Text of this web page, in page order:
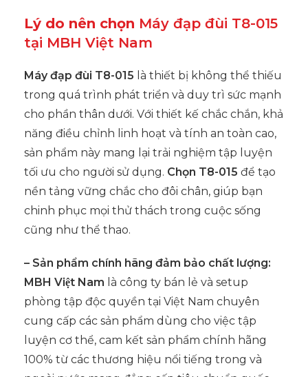
Lý do nên chọn Máy đạp đùi T8-015
tại MBH Việt Nam
Máy đạp đùi T8-015 là thiết bị không thể thiếu
trong quá trình phát triển và duy trì sức mạnh
cho phần thân dưới. Với thiết kế chắc chắn, khả
năng điều chỉnh linh hoạt và tính an toàn cao,
sản phẩm này mang lại trải nghiệm tập luyện
tối ưu cho người sử dụng. Chọn T8-015 để tạo
nền tảng vững chắc cho đôi chân, giúp bạn
chinh phục mọi thử thách trong cuộc sống
cũng như thể thao.
– Sản phẩm chính hãng đảm bảo chất lượng:
MBH Việt Nam là công ty bán lẻ và setup
phòng tập độc quyền tại Việt Nam chuyên
cung cấp các sản phẩm dùng cho việc tập
luyện cơ thể, cam kết sản phẩm chính hãng
100% từ các thương hiệu nổi tiếng trong và